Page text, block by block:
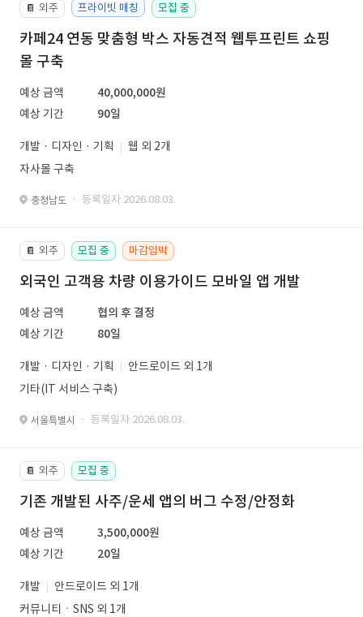
📔 외주 프라이빗 매칭 모집 중
카페24 연동 맞춤형 박스 자동견적 웹투프린트 쇼핑
몰 구축
예상 금액
40,000,000원
예상 기간
90일
개발 · 디자인 · 기획
웹 외 2개
자사몰 구축
충청남도 · 등록일자 2026.08.03.
📔 외주 모집 중 마감임박
외국인 고객용 차량 이용가이드 모바일 앱 개발
예상 금액
협의 후 결정
예상 기간
80일
개발 · 디자인 · 기획
안드로이드 외 1개
기타(IT 서비스 구축)
서울특별시 · 등록일자 2026.08.03.
📔 외주 모집 중
기존 개발된 사주/운세 앱의 버그 수정/안정화
예상 금액
3,500,000원
예상 기간
20일
개발
안드로이드 외 1개
커뮤니티ㆍSNS 외 1개